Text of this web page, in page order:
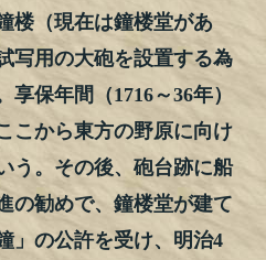
楼（現在は鐘楼堂があ
写用の大砲を設置する為
保年間（1716～36年）
こから東方の野原に向け
う。その後、砲台跡に船
の勧めで、鐘楼堂が建て
」の公許を受け、明治4